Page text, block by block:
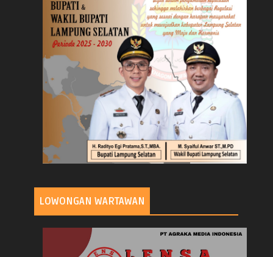
LOWONGAN WARTAWAN